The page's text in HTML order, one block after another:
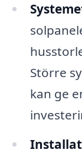
Större
kan ge